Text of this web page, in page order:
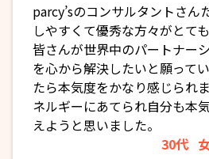
parcy’sのコンサルタントさん
しやすくて優秀な方々がとても
皆さんが世界中のパートナー
を心から解決したいと願って
たら本気度をかなり感じられ
ネルギーにあてられ自分も本
えようと思いました。
30代